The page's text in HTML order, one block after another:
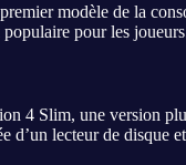
modèle de la
pour les
4 Slim, une version
d’un lecteur de